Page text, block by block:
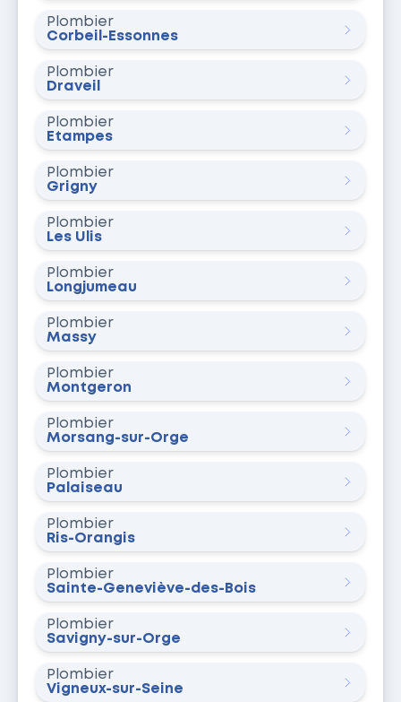
Plombier
Corbeil-Essonnes
Plombier
Draveil
Plombier
Étampes
Plombier
Grigny
Plombier
Les Ulis
Plombier
Longjumeau
Plombier
Massy
Plombier
Montgeron
Plombier
Morsang-sur-Orge
Plombier
Palaiseau
Plombier
Ris-Orangis
Plombier
Sainte-Geneviève-des-Bois
Plombier
Savigny-sur-Orge
Plombier
Vigneux-sur-Seine